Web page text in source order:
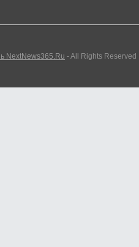
NextNews365.Ru - All Rights Reserved